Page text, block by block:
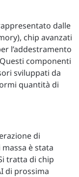
dalle
chip avanzati
l’addestramento
componenti
sviluppati da
quantità di
di
è stata
tratta di chip
di prossima